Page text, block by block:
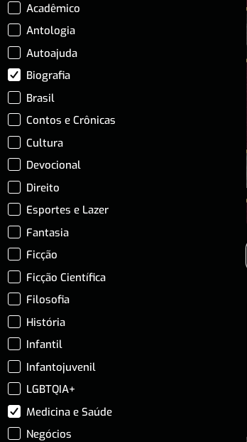
Acadêmico
Antologia
Autoajuda
Biografia
Brasil
Contos e Crônicas
Cultura
Devocional
Direito
Esportes e Lazer
Fantasia
Ficção
Ficção Científica
Filosofia
História
Infantil
Infantojuvenil
LGBTQIA+
Medicina e Saúde
Negócios